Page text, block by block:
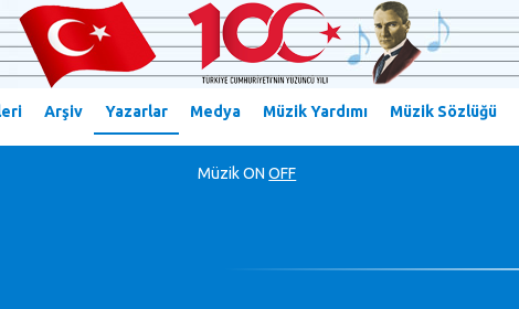
Arşiv Yazarlar Medya Müzik Yardımı Müzik Sözlüğü
MüzikON OFF